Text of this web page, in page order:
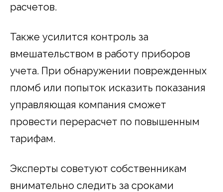
расчетов.
Также усилится контроль за
вмешательством в работу приборов
учета. При обнаружении поврежденных
пломб или попыток исказить показания
управляющая компания сможет
провести перерасчет по повышенным
тарифам.
Эксперты советуют собственникам
внимательно следить за сроками